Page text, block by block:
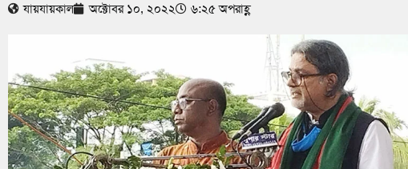
যায়যায়কাল অক্টোবর ১০, ২০২২ ৬:২৫ অপরাহ্ণ